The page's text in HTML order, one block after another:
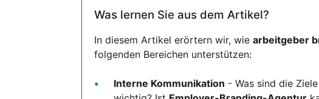
Was lernen Sie aus dem Artikel?
In diesem Artikel erörtern wir, wiearbeitgeber
folgenden Bereichen unterstützen:
Interne Kommunikation - Was sind die